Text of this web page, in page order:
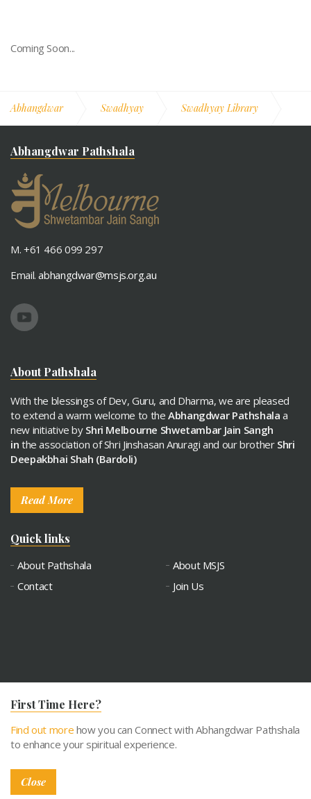
Coming Soon...
Abhangdwar Swadhyay Swadhyay Library
Abhangdwar Pathshala
M. +61 466 099 297
Email.abhangdwar@msjs.org.au
About Pathshala
With the blessings of Dev, Guru, and Dharma, we are pleased
to extend a warm welcome to the Abhangdwar Pathshala a
new initiative by Shri Melbourne Shwetambar Jain Sangh
in the association of Shri Jinshasan Anuragi and our brother Shri
Deepakbhai Shah (Bardoli)
Read More
Quick links
About Pathshala
About MSJS
Contact
Join Us
Privacy Policy
Terms and Conditions
First Time Here?
Find out more how you can Connect with Abhangdwar Pathshala
to enhance your spiritual experience.
Close